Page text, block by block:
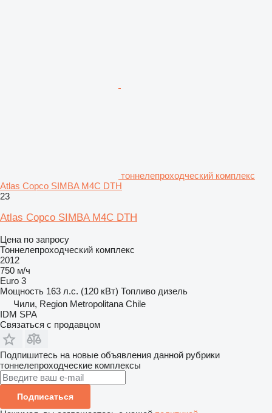
тоннелепроходческий комплекс
Atlas Copco SIMBA M4C DTH
23
Atlas Copco SIMBA M4C DTH
Цена по запросу
Тоннелепроходческий комплекс
2012
750 м/ч
Euro 3
Мощность 163 л.с. (120 кВт) Топливо дизель
Чили, Region Metropolitana Chile
IDM SPA
Связаться с продавцом
Подпишитесь на новые объявления данной рубрики
тоннелепроходческие комплексы
Подписаться